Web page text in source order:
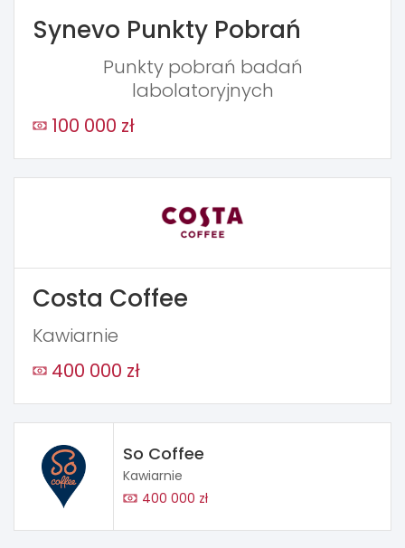
Synevo Punkty Pobrań
Punkty pobrań badań
labolatoryjnych
100 000 zł
Costa Coffee
Kawiarnie
400 000 zł
So Coffee
Kawiarnie
400 000 zł